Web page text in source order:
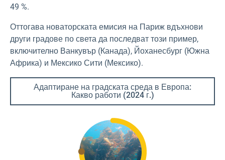
49 %.
Оттогава новаторската емисия на Париж вдъхнови
други градове по света да последват този пример,
включително Ванкувър (Канада), Йоханесбург (Южна
Африка) и Мексико Сити (Мексико).
Адаптиране на градската среда в Европа:
Какво работи (2024 г.)